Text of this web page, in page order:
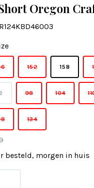
Oregon
R124KBD46003
152 158
98 104
134
besteld, morgen in huis